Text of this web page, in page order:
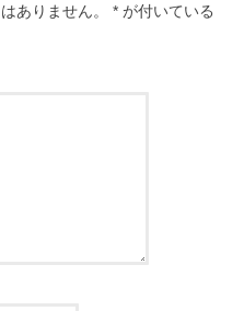
ありません。 * が付いている